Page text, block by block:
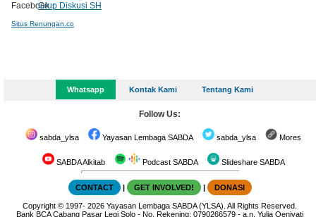
Grup Diskusi SH
Situs Renungan.co
Whatsapp Kontak Kami Tentang Kami
Follow Us:
sabda_ylsa Yayasan Lembaga SABDA sabda_ylsa Mores
SABDA Alkitab Podcast SABDA Slideshare SABDA
CONTACT | GET INVOLVED! | DONASI
Copyright © 1997-2026Yayasan Lembaga SABDA (YLSA). All Rights Reserved.
Bank BCA Cabang Pasar Legi Solo - No. Rekening: 0790266579 - a.n. Yulia Oeniyati